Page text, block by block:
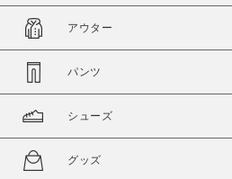
在庫
在庫あり
アウター
パンツ
シューズ
グッズ